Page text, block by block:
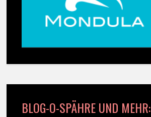
BLOG-O-SPÄHRE UND MEHR: